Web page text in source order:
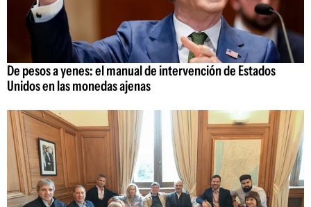
De pesos a yenes: el manual de intervención de Estados
Unidos en las monedas ajenas